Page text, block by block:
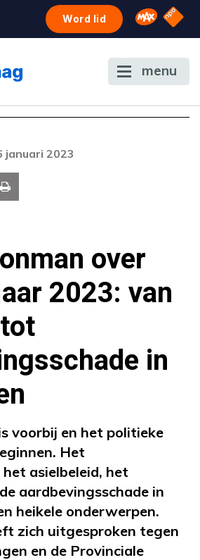
Word lid Omroep
NPO
menu
is op dit moment niet
dan contact op met onze
klantenservice.
januari 2023
over
2023: van
in
voorbij en het politieke
Het
asielbeleid, het
aardbevingsschade in
heikele onderwerpen.
zich uitgesproken tegen
en de Provinciale